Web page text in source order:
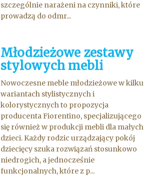
szczególnie narażeni na czynniki, które
prowadzą do odmr...
Młodzieżowe zestawy
stylowych mebli
Nowoczesne meble młodzieżowe w kilku
wariantach stylistycznych i
kolorystycznych to propozycja
producenta Fiorentino, specjalizującego
się również w produkcji mebli dla małych
dzieci. Każdy rodzic urządzający pokój
dziecięcy szuka rozwiązań stosunkowo
niedrogich, a jednocześnie
funkcjonalnych, które z p...